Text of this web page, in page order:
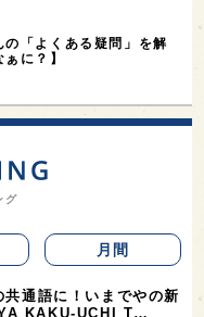
の「よくある疑問」を解
に？】
グ
月間
共通語に！いまでやの新
KAKU-UCHI T…